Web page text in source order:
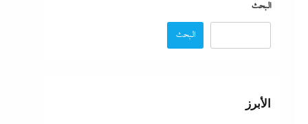
البحث
البحث
الأبرز